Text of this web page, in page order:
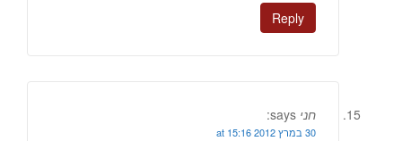
Reply
חני says:
30 במרץ 2012 at 15:16